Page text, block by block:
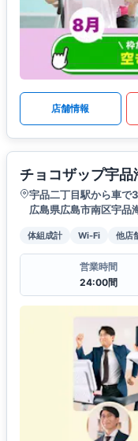
店舗情報
チョコザップ宇品
宇品二丁目駅から車で
広島県広島市南区宇品
体組成計 Wi-Fi 他店
営業時間
24:00間